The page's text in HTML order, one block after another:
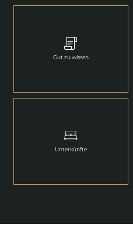
Gut zu wissen
Unterkünfte